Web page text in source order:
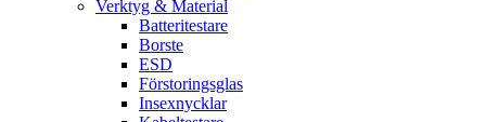
Verktyg & Material
Batteritestare
Borste
ESD
Förstoringsglas
Insexnycklar